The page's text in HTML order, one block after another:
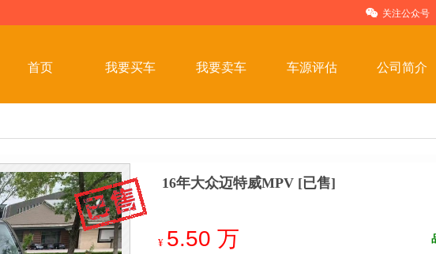
关注公众号
首页 我要买车 我要卖车 车源评估 公司简介
16年大众迈特威MPV [已售]
¥ 5.50 万